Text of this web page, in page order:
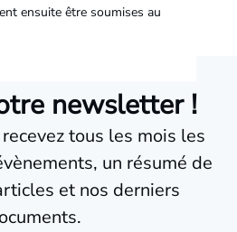
ensuite être soumises au
newsletter !
tous les mois les
un résumé de
et nos derniers